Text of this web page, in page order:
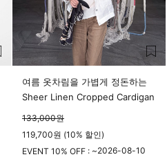
여름 옷차림을 가볍게 정돈하는
Sheer Linen Cropped Cardigan
133,000원
119,700원 (10% 할인)
EVENT 10% OFF : ~2026-08-10